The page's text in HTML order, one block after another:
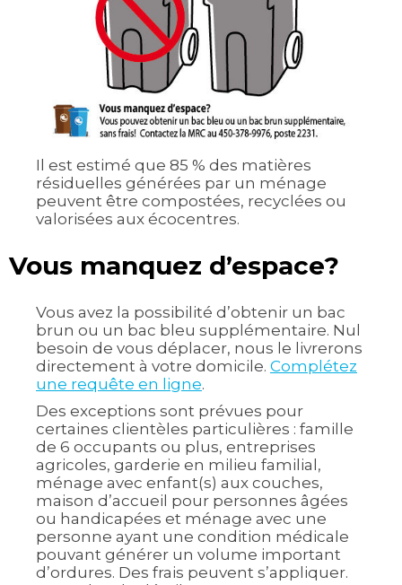
Il est estimé que 85 % des matières
résiduelles générées par un ménage
peuvent être compostées, recyclées ou
valorisées aux écocentres.
Vous manquez d’espace?
Vous avez la possibilité d’obtenir un bac
brun ou un bac bleu supplémentaire. Nul
besoin de vous déplacer, nous le livrerons
directement à votre domicile. Complétez
une requête en ligne.
Des exceptions sont prévues pour
certaines clientèles particulières : famille
de 6 occupants ou plus, entreprises
agricoles, garderie en milieu familial,
ménage avec enfant(s) aux couches,
maison d’accueil pour personnes âgées
ou handicapées et ménage avec une
personne ayant une condition médicale
pouvant générer un volume important
d’ordures. Des frais peuvent s’appliquer.